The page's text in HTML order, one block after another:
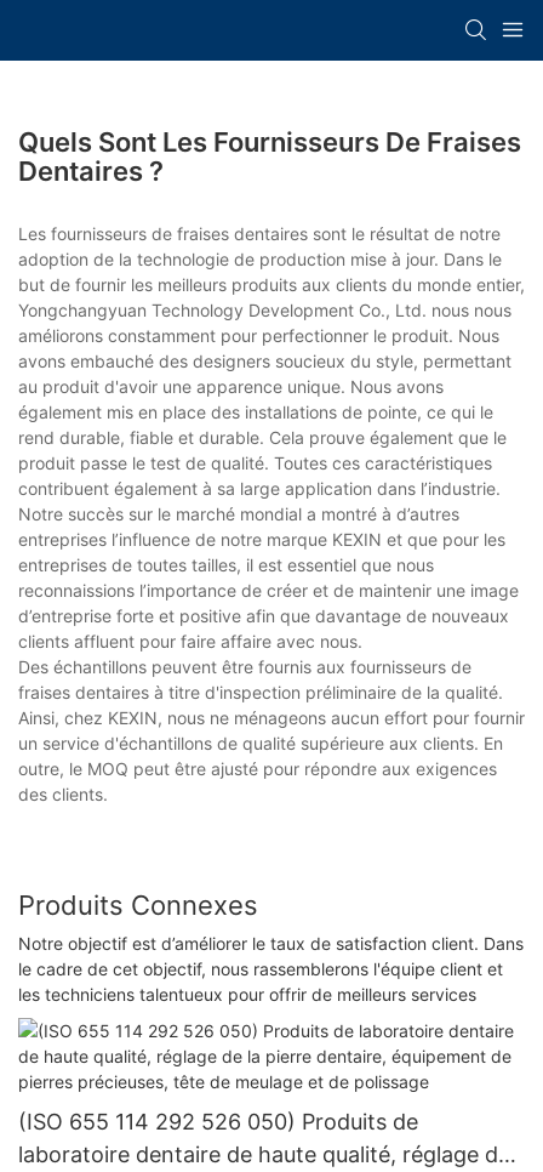
Quels Sont Les Fournisseurs De Fraises
Dentaires ?
Les fournisseurs de fraises dentaires sont le résultat de notre
adoption de la technologie de production mise à jour. Dans le
but de fournir les meilleurs produits aux clients du monde entier,
Yongchangyuan Technology Development Co., Ltd. nous nous
améliorons constamment pour perfectionner le produit. Nous
avons embauché des designers soucieux du style, permettant
au produit d'avoir une apparence unique. Nous avons
également mis en place des installations de pointe, ce qui le
rend durable, fiable et durable. Cela prouve également que le
produit passe le test de qualité. Toutes ces caractéristiques
contribuent également à sa large application dans l’industrie.
Notre succès sur le marché mondial a montré à d’autres
entreprises l’influence de notre marque KEXIN et que pour les
entreprises de toutes tailles, il est essentiel que nous
reconnaissions l’importance de créer et de maintenir une image
d’entreprise forte et positive afin que davantage de nouveaux
clients affluent pour faire affaire avec nous.
Des échantillons peuvent être fournis aux fournisseurs de
fraises dentaires à titre d'inspection préliminaire de la qualité.
Ainsi, chez KEXIN, nous ne ménageons aucun effort pour fournir
un service d'échantillons de qualité supérieure aux clients. En
outre, le MOQ peut être ajusté pour répondre aux exigences
des clients.
Produits Connexes
Notre objectif est d’améliorer le taux de satisfaction client. Dans
le cadre de cet objectif, nous rassemblerons l'équipe client et
les techniciens talentueux pour offrir de meilleurs services
(ISO 655 114 292 526 050) Produits de
laboratoire dentaire de haute qualité, réglage de